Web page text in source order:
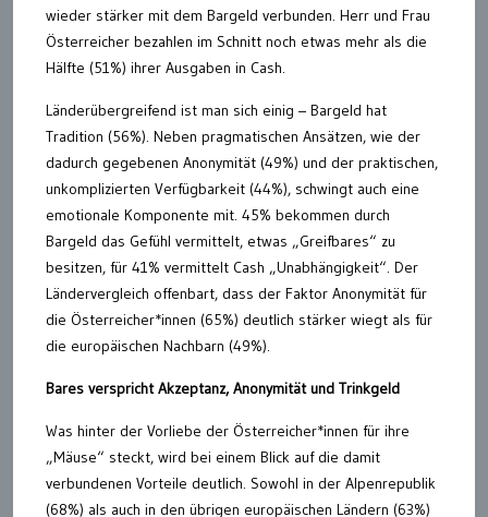
wieder stärker mit dem Bargeld verbunden. Herr und Frau
Österreicher bezahlen im Schnitt noch etwas mehr als die
Hälfte (51%) ihrer Ausgaben in Cash.
Länderübergreifend ist man sich einig – Bargeld hat
Tradition (56%). Neben pragmatischen Ansätzen, wie der
dadurch gegebenen Anonymität (49%) und der praktischen,
unkomplizierten Verfügbarkeit (44%), schwingt auch eine
emotionale Komponente mit. 45% bekommen durch
Bargeld das Gefühl vermittelt, etwas „Greifbares“ zu
besitzen, für 41% vermittelt Cash „Unabhängigkeit“. Der
Ländervergleich offenbart, dass der Faktor Anonymität für
die Österreicher*innen (65%) deutlich stärker wiegt als für
die europäischen Nachbarn (49%).
Bares verspricht Akzeptanz, Anonymität und Trinkgeld
Was hinter der Vorliebe der Österreicher*innen für ihre
„Mäuse“ steckt, wird bei einem Blick auf die damit
verbundenen Vorteile deutlich. Sowohl in der Alpenrepublik
(68%) als auch in den übrigen europäischen Ländern (63%)